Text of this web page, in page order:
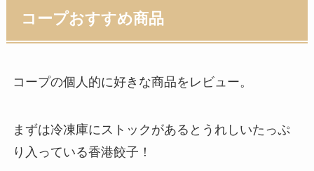
コープおすすめ商品
コープの個人的に好きな商品をレビュー。
まずは冷凍庫にストックがあるとうれしいたっぷ
り入っている香港餃子！